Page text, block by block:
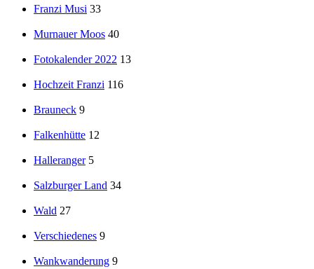
Franzi Musi 33
Murnauer Moos 40
Fotokalender 2022 13
Hochzeit Franzi 116
Brauneck 9
Falkenhütte 12
Halleranger 5
Salzburger Land 34
Wald 27
Verschiedenes 9
Wankwanderung 9